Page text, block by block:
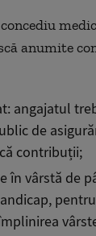
anumite
angajatul
de
contribuții;
în vârstă de